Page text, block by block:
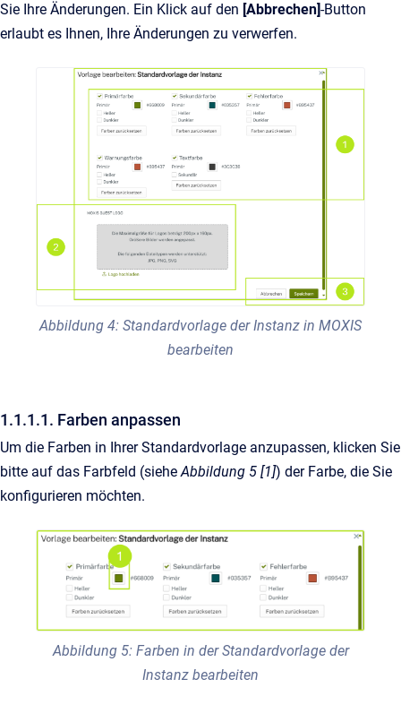
Sie Ihre Änderungen. Ein Klick auf den [Abbrechen]-Button
erlaubt es Ihnen, Ihre Änderungen zu verwerfen.
Abbildung 4: Standardvorlage der Instanz in MOXIS
bearbeiten
1.1.1.1. Farben anpassen
Um die Farben in Ihrer Standardvorlage anzupassen, klicken Sie
bitte auf das Farbfeld (sieheAbbildung 5 [1]) der Farbe, die Sie
konfigurieren möchten.
Abbildung 5: Farben in der Standardvorlage der
Instanz bearbeiten